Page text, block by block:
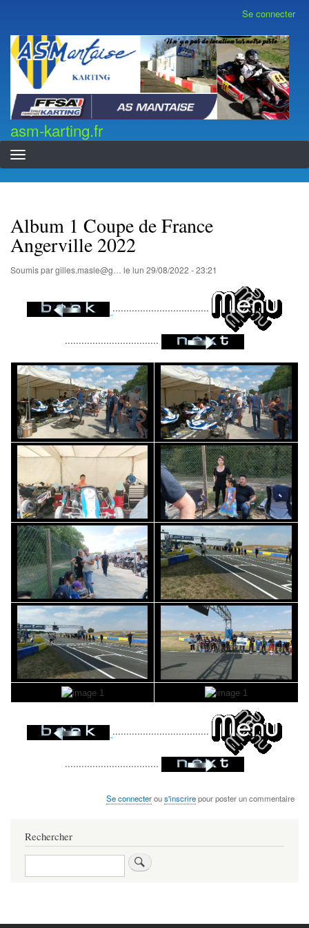
contenu
principal
compte
de
l'utilisateur
Se connecter
asm-karting.fr
asm-karting.fr
Album 1 Coupe de France
Angerville 2022
Soumis pargilles.masle@g… le lun 29/08/2022 - 23:21
...................................
..................................
...................................
..................................
Se connecterous'inscrirepour poster un commentaire
Rechercher
Rechercher